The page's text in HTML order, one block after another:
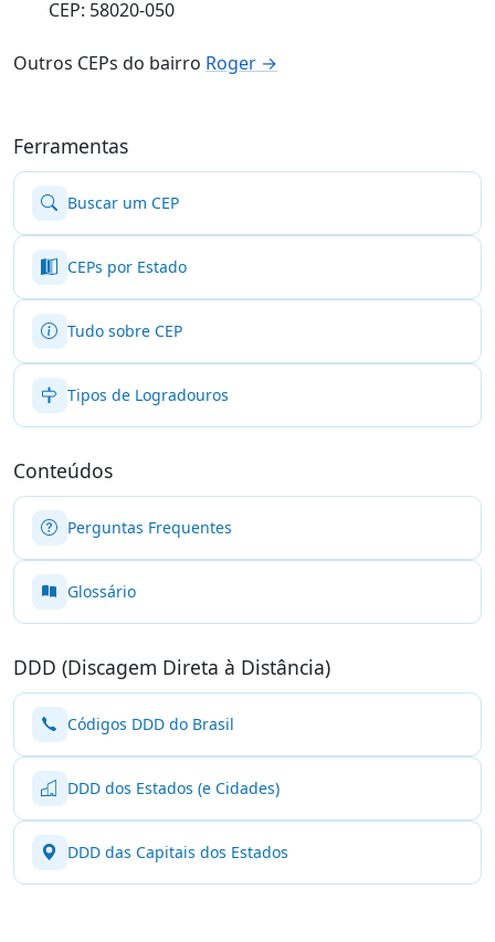
CEP: 58020-050
Outros CEPs do bairro Roger →
Ferramentas
Buscar um CEP
CEPs por Estado
Tudo sobre CEP
Tipos de Logradouros
Conteúdos
Perguntas Frequentes
Glossário
DDD (Discagem Direta à Distância)
Códigos DDD do Brasil
DDD dos Estados (e Cidades)
DDD das Capitais dos Estados